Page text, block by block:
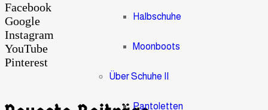
Halbschuhe
Moonboots
Über Schuhe II
Pantoletten
Facebook
Google
Instagram
YouTube
Pinterest